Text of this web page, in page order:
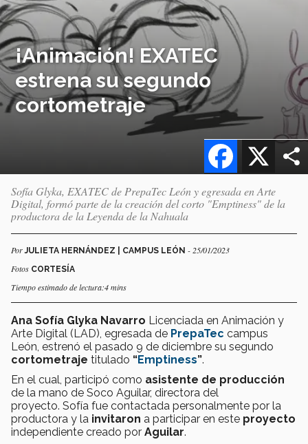
¡Animación! EXATEC
estrena su segundo
cortometraje
X
Facebook
Sofía Glyka, EXATEC de PrepaTec León y egresada en Arte
Digital, formó parte de la creación del corto "Emptiness" de la
productora de la Leyenda de la Nahuala
PorJULIETA HERNÁNDEZ | CAMPUS LEÓN - 25/01/2023
Fotos CORTESÍA
Tiempo estimado de lectura:4 mins
Ana Sofía Glyka Navarro Licenciada en Animación y
Arte Digital (LAD), egresada de PrepaTec campus
León, estrenó el pasado 9 de diciembre su segundo
cortometraje titulado “Emptiness”.
En el cual, participó como asistente de producción
de la mano de Soco Aguilar, directora del
proyecto. Sofía fue contactada personalmente por la
productora y la invitaron a participar en este proyecto
independiente creado por Aguilar.